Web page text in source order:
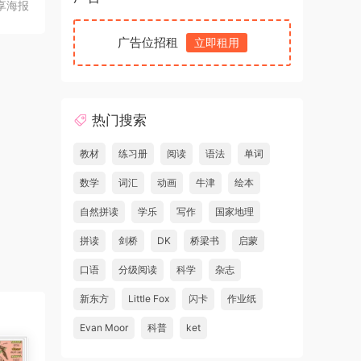
海报
广告位招租 立即租用
热门搜索
教材 练习册 阅读 语法 单词
数学 词汇 动画 牛津 绘本
自然拼读 学乐 写作 国家地理
拼读 剑桥 DK 桥梁书 启蒙
口语 分级阅读 科学 杂志
新东方 Little Fox 闪卡 作业纸
Evan Moor 科普 ket